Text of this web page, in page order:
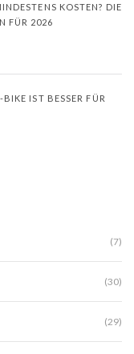
KOSTEN? DIE
FÜR 2026
IST BESSER FÜR
(7)
(30)
(29)